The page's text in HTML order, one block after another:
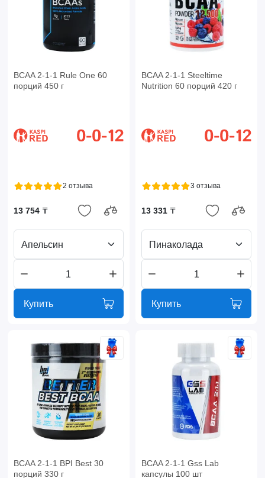
BCAA 2-1-1 Rule One 60
порций 450 г
2 отзыва
13 754 ₸
Апельсин
Купить
BCAA 2-1-1 Steeltime
Nutrition 60 порций 420 г
3 отзыва
13 331 ₸
Пинаколада
Купить
BCAA 2-1-1 BPI Best 30
порций 330 г
BCAA 2-1-1 Gss Lab
капсулы 100 шт